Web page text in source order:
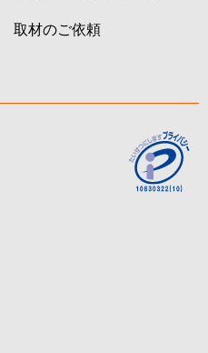
取材のご依頼